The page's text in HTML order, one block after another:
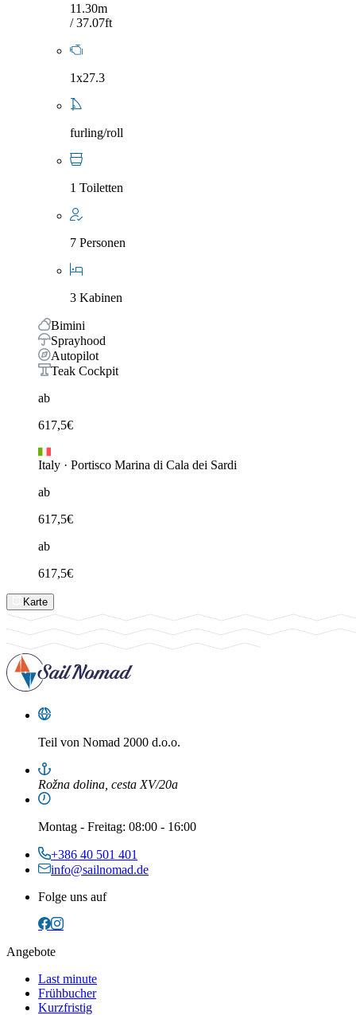
11.30m
/ 37.07ft
1x27.3
furling/roll
1 Toiletten
7 Personen
3 Kabinen
Bimini
Sprayhood
Autopilot
Teak Cockpit
ab
617,5€
Italy · Portisco Marina di Cala dei Sardi
ab
617,5€
ab
617,5€
Karte
Teil von Nomad 2000 d.o.o.
Rožna dolina, cesta XV/20a
Montag - Freitag: 08:00 - 16:00
+386 40 501 401
info@sailnomad.de
Folge uns auf
Angebote
Last minute
Frühbucher
Kurzfristig